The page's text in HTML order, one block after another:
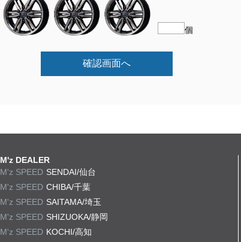
個
確認画面へ
M'z DEALER
M'z SPEED SENDAI/仙台
M'z SPEED CHIBA/千葉
M'z SPEED SAITAMA/埼玉
M'z SPEED SHIZUOKA/静岡
M'z SPEED KOCHI/高知